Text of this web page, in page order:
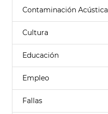
Contaminación Acústica
Cultura
Educación
Empleo
Fallas